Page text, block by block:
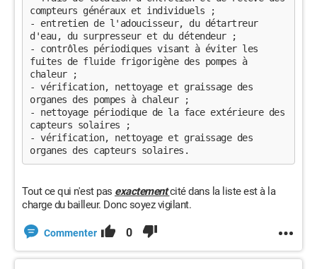
compteurs généraux et individuels ;
- entretien de l'adoucisseur, du détartreur
d'eau, du surpresseur et du détendeur ;
- contrôles périodiques visant à éviter les
fuites de fluide frigorigène des pompes à
chaleur ;
- vérification, nettoyage et graissage des
organes des pompes à chaleur ;
- nettoyage périodique de la face extérieure des
capteurs solaires ;
- vérification, nettoyage et graissage des
organes des capteurs solaires.
Tout ce qui n'est pas exactementcité dans la liste est à la
charge du bailleur. Donc soyez vigilant.
Commenter 0